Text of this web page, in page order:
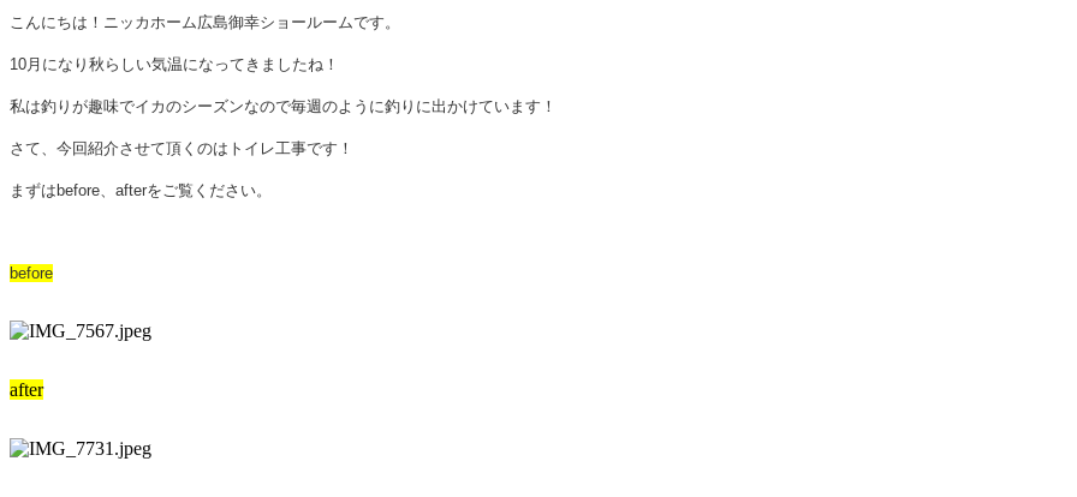
こんにちは！ニッカホーム広島御幸ショールームです。
10月になり秋らしい気温になってきましたね！
私は釣りが趣味でイカのシーズンなので毎週のように釣りに出かけています！
さて、今回紹介させて頂くのはトイレ工事です！
まずはbefore、afterをご覧ください。
before
after